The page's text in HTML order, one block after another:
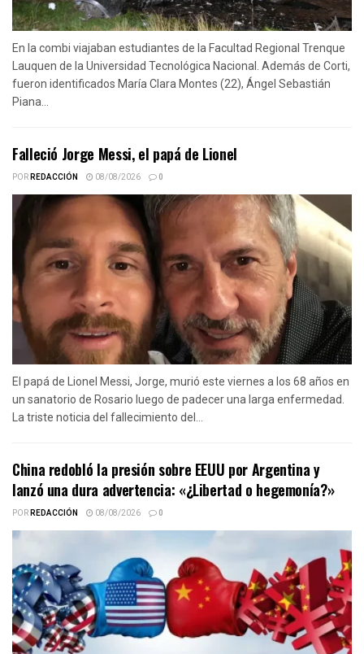
En la combi viajaban estudiantes de la Facultad Regional Trenque
Lauquen de la Universidad Tecnológica Nacional. Además de Corti,
fueron identificados María Clara Montes (22), Ángel Sebastián
Piana...
Falleció Jorge Messi, el papá de Lionel
PORREDACCIÓN 08/08/2026 0
El papá de Lionel Messi, Jorge, murió este viernes a los 68 años en
un sanatorio de Rosario luego de padecer una larga enfermedad.
La triste noticia del fallecimiento del...
China redobló la presión sobre EEUU por Argentina y
lanzó una dura advertencia: «¿Libertad o hegemonía?»
PORREDACCIÓN 08/08/2026 0